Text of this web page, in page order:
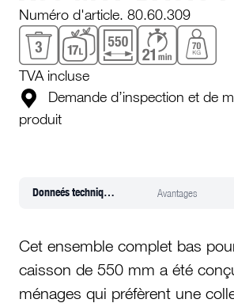
Numéro d'article. 80.60.309
TVA incluse
Demande d’inspection et de
produit
Donneés techniques Avantages
Cet ensemble complet bas
caisson de 550 mm a été
ménages qui préfèrent une